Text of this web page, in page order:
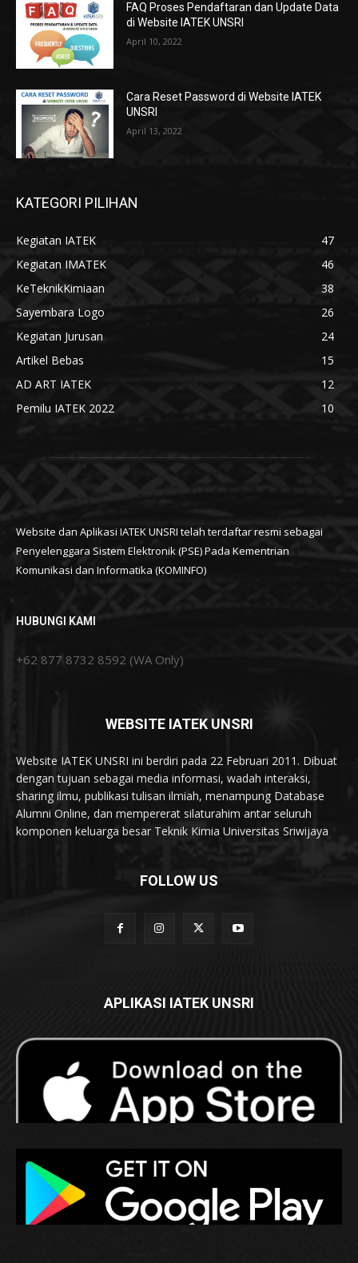
FAQ Proses Pendaftaran dan Update Data
di Website IATEK UNSRI
April 10, 2022
Cara Reset Password di Website IATEK
UNSRI
April 13, 2022
KATEGORI PILIHAN
Kegiatan IATEK
47
Kegiatan IMATEK
46
KeTeknikKimiaan
38
Sayembara Logo
26
Kegiatan Jurusan
24
Artikel Bebas
15
AD ART IATEK
12
Pemilu IATEK 2022
10
Website dan Aplikasi IATEK UNSRI telah terdaftar resmi sebagai
Penyelenggara Sistem Elektronik (PSE) Pada Kementrian
Komunikasi dan Informatika (KOMINFO)
HUBUNGI KAMI
+62 877 8732 8592 (WA Only)
WEBSITE IATEK UNSRI
Website IATEK UNSRI ini berdiri pada 22 Februari 2011. Dibuat
dengan tujuan sebagai media informasi, wadah interaksi,
sharing ilmu, publikasi tulisan ilmiah, menampung Database
Alumni Online, dan mempererat silaturahim antar seluruh
komponen keluarga besar Teknik Kimia Universitas Sriwijaya
FOLLOW US
APLIKASI IATEK UNSRI